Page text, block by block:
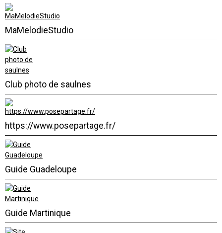
MaMelodieStudio
Club photo de saulnes
https://www.posepartage.fr/
Guide Guadeloupe
Guide Martinique